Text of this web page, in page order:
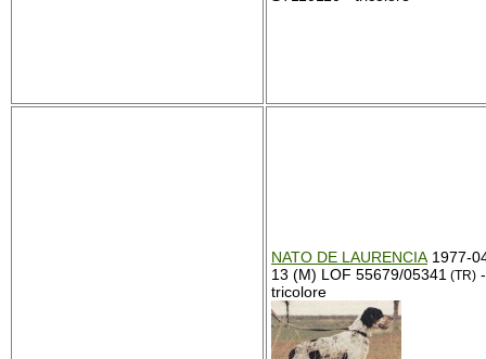
NATO DE LAURENCIA 1977-
13 (M) LOF 55679/05341 (TR) -
tricolore